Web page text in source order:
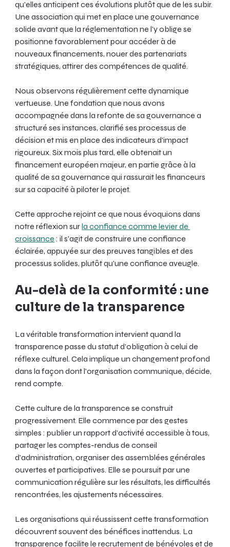
qu'elles anticipent ces évolutions plutôt que de les subir.
Une association qui met en place une gouvernance
solide avant que la réglementation ne l'y oblige se
positionne favorablement pour accéder à de
nouveaux financements, nouer des partenariats
stratégiques, attirer des compétences de qualité.
Nous observons régulièrement cette dynamique
vertueuse. Une fondation que nous avons
accompagnée dans la refonte de sa gouvernance a
structuré ses instances, clarifié ses processus de
décision et mis en place des indicateurs d'impact
rigoureux. Six mois plus tard, elle obtenait un
financement européen majeur, en partie grâce à la
qualité de sa gouvernance qui rassurait les financeurs
sur sa capacité à piloter le projet.
Cette approche rejoint ce que nous évoquions dans
notre réflexion sur la confiance comme levier de
croissance : il s'agit de construire une confiance
éclairée, appuyée sur des preuves tangibles et des
processus solides, plutôt qu'une confiance aveugle.
Au-delà de la conformité : une
culture de la transparence
La véritable transformation intervient quand la
transparence passe du statut d'obligation à celui de
réflexe culturel. Cela implique un changement profond
dans la façon dont l'organisation communique, décide,
rend compte.
Cette culture de la transparence se construit
progressivement. Elle commence par des gestes
simples : publier un rapport d'activité accessible à tous,
partager les comptes-rendus de conseil
d'administration, organiser des assemblées générales
ouvertes et participatives. Elle se poursuit par une
communication régulière sur les résultats, les difficultés
rencontrées, les ajustements nécessaires.
Les organisations qui réussissent cette transformation
découvrent souvent des bénéfices inattendus. La
transparence facilite le recrutement de bénévoles et de